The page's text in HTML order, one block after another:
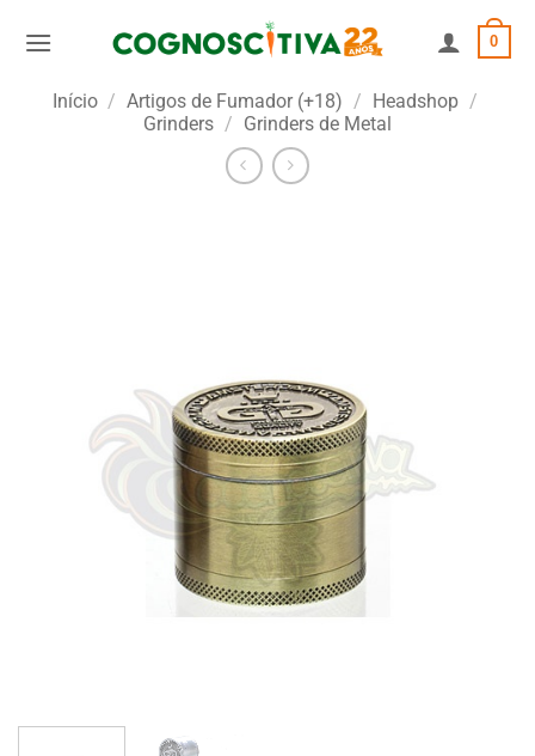
0
Início / Artigos de Fumador (+18) / Headshop /
Grinders / Grinders de Metal